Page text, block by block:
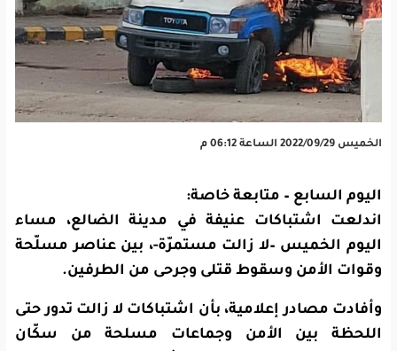
الخميس 2022/09/29 الساعة 06:12 م
اليوم السابع – متابعة خاصة:
اندلعت اشتباكات عنيفة في مدينة الضالع، مساء
اليوم الخميس –لا زالت مستمرّة-، بين عناصر مسلّحة
وقوات الأمن وسقوط قتلى وجرحى من الطرفين.
وأفادت مصادر إعلامية، بأن اشتباكات لا زالت تدور حتى
اللحظة بين الأمن وجماعات مسلحة من سكّان